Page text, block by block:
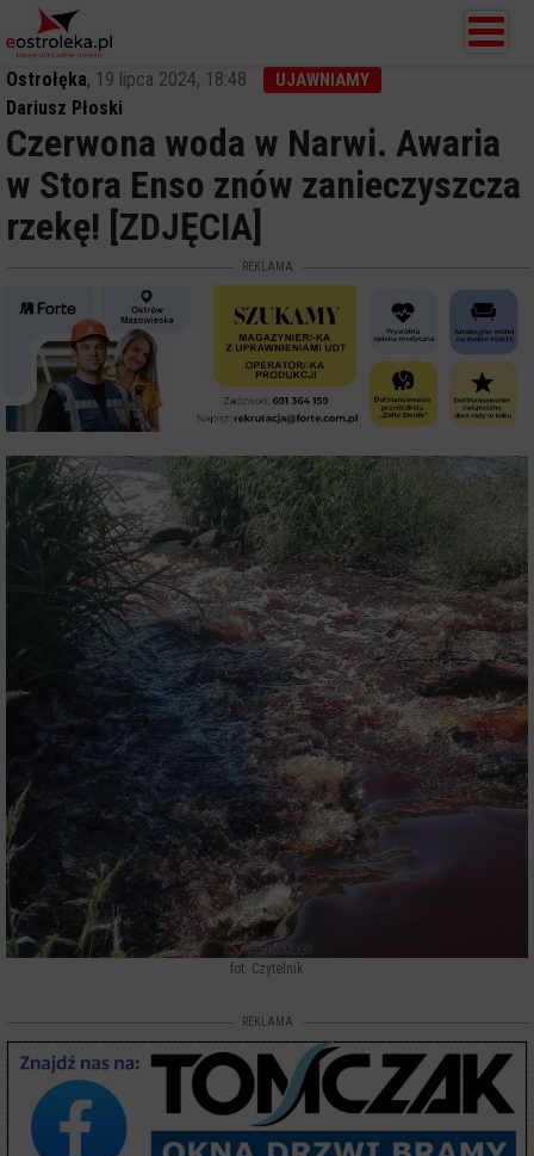
Ostrołęka, 19 lipca 2024, 18:48 UJAWNIAMY
Dariusz Płoski
Czerwona woda w Narwi. Awaria
w Stora Enso znów zanieczyszcza
rzekę! [ZDJĘCIA]
REKLAMA
fot. Czytelnik
REKLAMA